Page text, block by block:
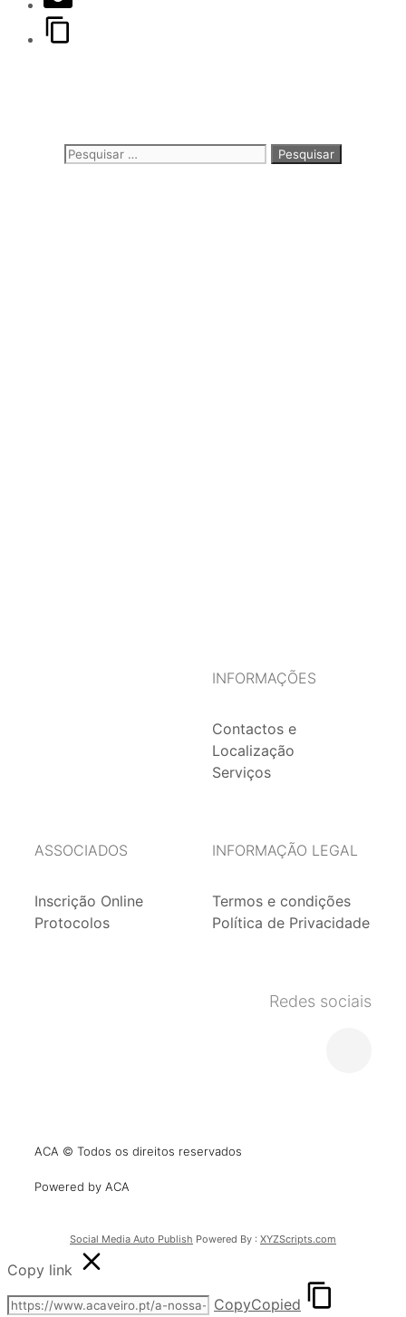
INFORMAÇÕES
Contactos e
Localização
Serviços
ASSOCIADOS
Inscrição Online
Protocolos
INFORMAÇÃO LEGAL
Termos e condições
Política de Privacidade
Redes sociais
ACA © Todos os direitos reservados
Powered by ACA
Social Media Auto Publish Powered By : XYZScripts.com
Copy link
CopyCopied